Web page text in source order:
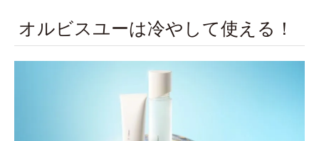
オルビスユーは冷やして使える！